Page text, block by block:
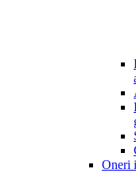
Oneri